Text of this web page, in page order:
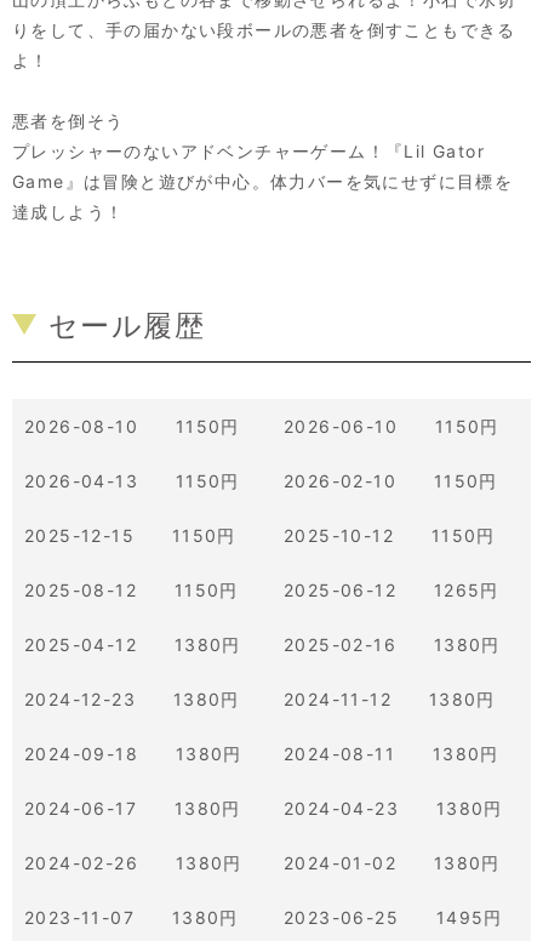
りをして、手の届かない段ボールの悪者を倒すこともできる
よ！
悪者を倒そう
プレッシャーのないアドベンチャーゲーム！『Lil Gator
Game』は冒険と遊びが中心。体力バーを気にせずに目標を
達成しよう！
セール履歴
2026-08-10 1150円 2026-06-10 1150円
2026-04-13 1150円 2026-02-10 1150円
2025-12-15 1150円 2025-10-12 1150円
2025-08-12 1150円 2025-06-12 1265円
2025-04-12 1380円 2025-02-16 1380円
2024-12-23 1380円 2024-11-12 1380円
2024-09-18 1380円 2024-08-11 1380円
2024-06-17 1380円 2024-04-23 1380円
2024-02-26 1380円 2024-01-02 1380円
2023-11-07 1380円 2023-06-25 1495円